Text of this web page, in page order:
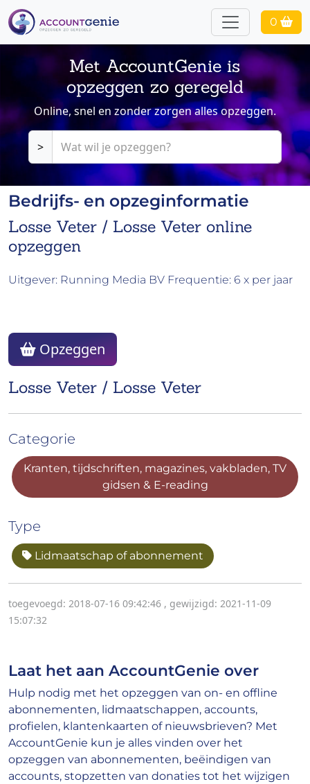
0
Met AccountGenie is
opzeggen zo geregeld
Online, snel en zonder zorgen alles opzeggen.
>
Bedrijfs- en opzeginformatie
Losse Veter / Losse Veter online
opzeggen
Uitgever: Running Media BV Frequentie: 6 x per jaar
Losse Veter / Losse Veter
Opzeggen
Categorie
Kranten, tijdschriften, magazines, vakbladen, TV
gidsen & E-reading
Type
Lidmaatschap of abonnement
toegevoegd: 2018-07-16 09:42:46 , gewijzigd: 2021-11-09
15:07:32
Laat het aan AccountGenie over
Hulp nodig met het opzeggen van on- en offline
abonnementen, lidmaatschappen, accounts,
profielen, klantenkaarten of nieuwsbrieven? Met
AccountGenie kun je alles vinden over het
opzeggen van abonnementen, beëindigen van
accounts, stopzetten van donaties tot het wijzigen